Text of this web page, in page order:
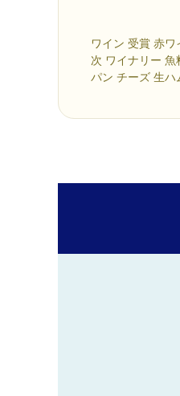
ワイン 受賞 赤
次 ワイナリー
パン チーズ 生ハ